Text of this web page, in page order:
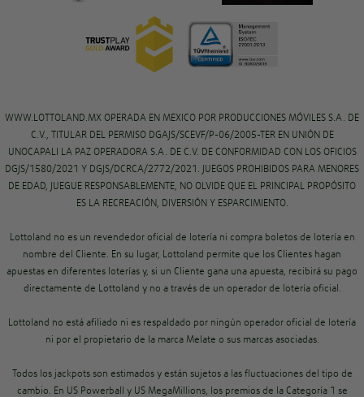
WWW.LOTTOLAND.MX OPERADA EN MEXICO POR PRODUCCIONES MÓVILES S.A. DE
C.V., TITULAR DEL PERMISO DGAJS/SCEVF/P-06/2005-TER EN UNIÓN DE
UNOCAPALI LA PAZ OPERADORA S.A. DE C.V. DE CONFORMIDAD CON LOS OFICIOS
DGJS/1580/2021 Y DGJS/DCRCA/2772/2021. JUEGOS PROHIBIDOS PARA MENORES
DE EDAD, JUEGUE RESPONSABLEMENTE, NO OLVIDE QUE EL PRINCIPAL PROPÓSITO
ES LA RECREACIÓN, DIVERSIÓN Y ESPARCIMIENTO.
Lottoland no es un revendedor oficial de lotería ni compra boletos de lotería en
nombre del Cliente. En su lugar, Lottoland permite que los Clientes hagan
apuestas en diferentes loterías y, si un Cliente gana una apuesta, recibirá su pago
directamente de Lottoland y no a través de un operador de lotería oficial.
Lottoland no está afiliado ni es respaldado por ningún operador oficial de lotería
ni por el propietario de la marca Melate o sus marcas asociadas.
Todos los jackpots son estimados y están sujetos a las fluctuaciones del tipo de
cambio. En US Powerball y US MegaMillions, los premios de la Categoría 1 se